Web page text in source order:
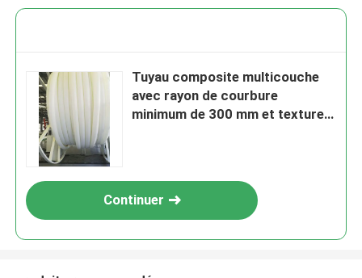
Tuyau composite multicouche
avec rayon de courbure
minimum de 300 mm et texture
Continuer